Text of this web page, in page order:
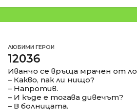
ЛЮБИМИ ГЕРОИ
12036
Иванчо се връща мрачен от
– Какво, пак ли нищо?
– Напротив.
– И къде е тогава дивечът?
– В болницата.